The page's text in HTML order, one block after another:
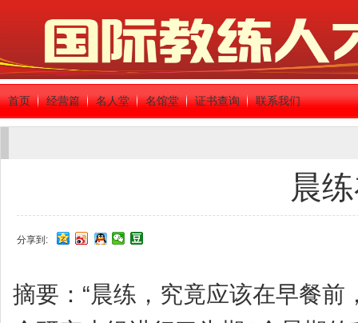
首页 经营篇 名人堂 名馆堂 证书查询 联系我们
晨
分享到:
摘要：“晨练，究竟应该在早餐